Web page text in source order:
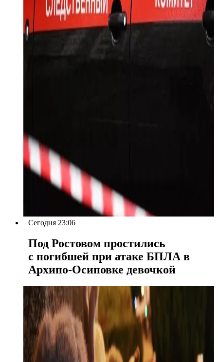
Сегодня 23:06
Под Ростовом простились
с погибшей при атаке БПЛА в
Архипо-Осиповке девочкой